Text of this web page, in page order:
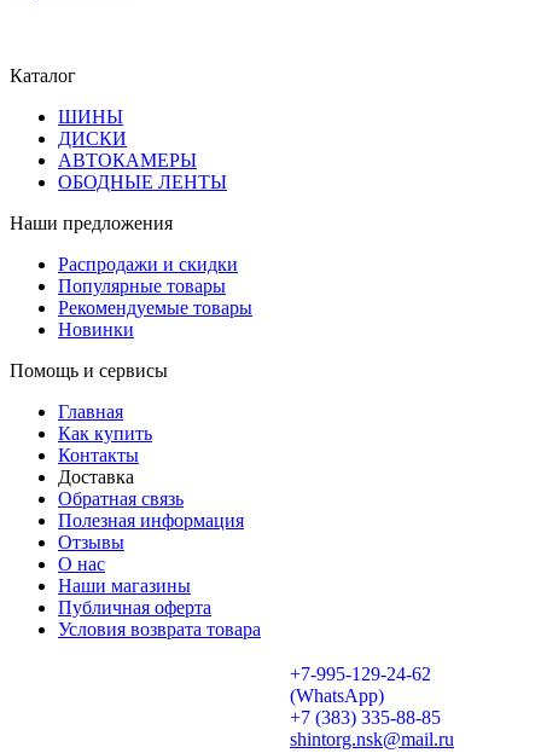
Каталог
ШИНЫ
ДИСКИ
АВТОКАМЕРЫ
ОБОДНЫЕ ЛЕНТЫ
Наши предложения
Распродажи и скидки
Популярные товары
Рекомендуемые товары
Новинки
Помощь и сервисы
Главная
Как купить
Контакты
Доставка
Обратная связь
Полезная информация
Отзывы
О нас
Наши магазины
Публичная оферта
Условия возврата товара
+7-995-129-24-62
(WhatsApp)
+7 (383) 335-88-85
shintorg.nsk@mail.ru